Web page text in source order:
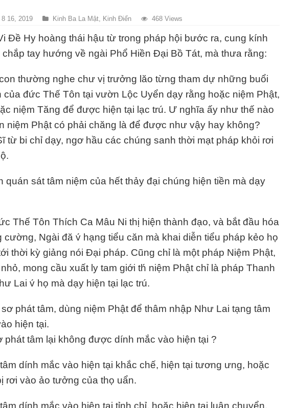
8 16, 2019 Kinh Ba La Mật Kinh Điển 468 Views
Đề Hy hoàng thái hậu từ trong pháp hội bước ra, cung kính
tay hướng về ngài Phổ Hiền Đại Bồ Tát, mà thưa rằng:
thường nghe chư vị trưởng lăo từng tham dự những buổi
của đức Thế Tôn tại vườn Lộc Uyển dạy rằng hoặc niệm Phật,
niệm Tăng để được hiện tại lạc trú. Ư nghĩa ấy như thế nào
niệm Phật có phải chăng là để được như vậy hay không?
từ bi chỉ dạy, ngơ hầu các chúng sanh thời mạt pháp khỏi rơi
quán sát tâm niệm của hết thảy đại chúng hiện tiền mà dạy
Thế Tôn Thích Ca Mâu Ni thị hiện thành đạo, và bắt đầu hóa
cường, Ngài đă v́ hạng tiểu căn mà khai diễn tiểu pháp kẻo họ
thời kỳ giảng nói Đại pháp. Cũng chỉ là một pháp Niệm Phật,
mong cầu xuất ly tam giới th́ niệm Phật chỉ là pháp Thanh
Lai v́ họ mà dạy hiện tại lạc trú.
phát tâm, dùng niệm Phật để thâm nhập Như Lai tạng tâm
hiện tại.
phát tâm lại không được dính mắc vào hiện tại ?
dính mắc vào hiện tại khắc chế, hiện tại tương ưng, hoặc
rơi vào ảo tưởng của thọ uẩn.
dính mắc vào hiện tại tỉnh chỉ, hoặc hiện tại luân chuyển,